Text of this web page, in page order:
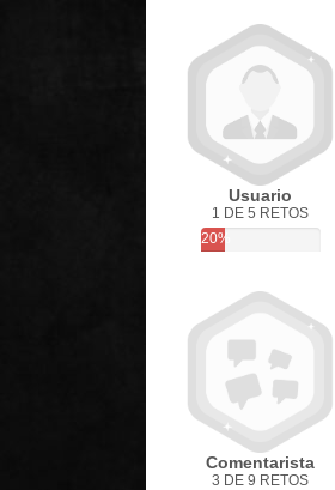
Usuario
1 DE 5 RETOS
20%
Comentarista
3 DE 9 RETOS